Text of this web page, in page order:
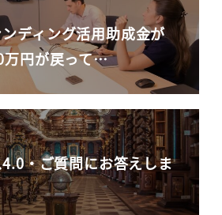
ディング活用助成金が
万円が戻って…
・ご質問にお答えしま